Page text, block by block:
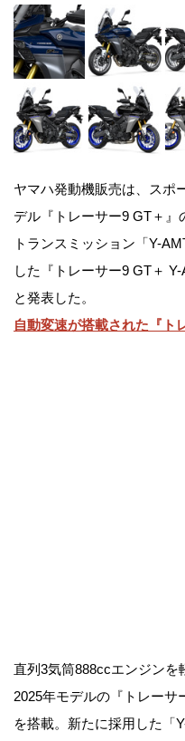
ヤマハ発動機販売は、スポ
デル『トレーサー9 GT＋』
トランスミッション「Y-
した『トレーサー9 GT＋
と発表した。
自動変速が搭載された『ト
直列3気筒888ccエンジンを
2025年モデルの『トレーサ
を搭載。新たに採用した「